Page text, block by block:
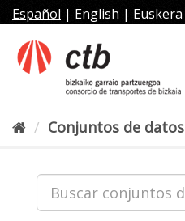
al
contenido
Español | English | Euskera
Conjuntos de datos